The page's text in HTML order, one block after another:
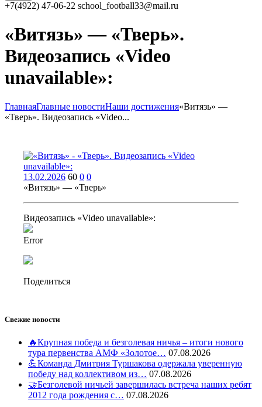
+7(4922) 47-06-22 school_football33@mail.ru
«Витязь» — «Тверь».
Видеозапись «Video
unavailable»:
ГлавнаяГлавные новостиНаши достижения«Витязь» —
«Тверь». Видеозапись «Video...
13.02.2026 60 0 0
«Витязь» — «Тверь»
Видеозапись «Video unavailable»:
Error
Поделиться
Свежие новости
🔥Крупная победа и безголевая ничья – итоги нового
тура первенства АМФ «Золотое… 07.08.2026
💪Команда Дмитрия Туршакова одержала уверенную
победу над коллективом из… 07.08.2026
🤝Безголевой ничьей завершилась встреча наших ребят
2012 года рождения с… 07.08.2026